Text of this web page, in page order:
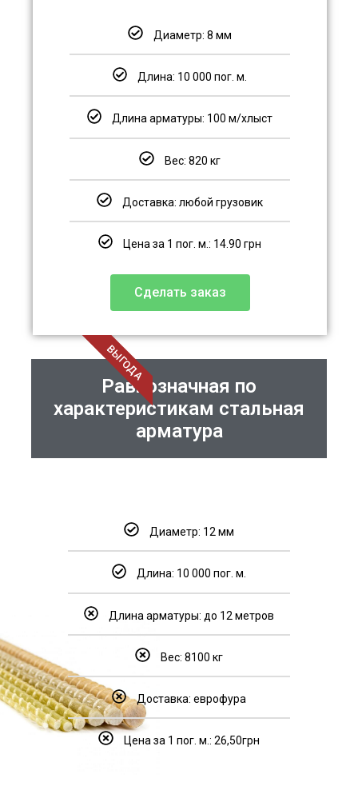
Диаметр: 8 мм
Длина: 10 000 пог. м.
Длина арматуры: 100 м/хлыст
Вес: 820 кг
Доставка: любой грузовик
Цена за 1 пог. м.: 14.90 грн
Сделать заказ
ВЫГОДА
Равнозначная по
характеристикам стальная
арматура
Диаметр: 12 мм
Длина: 10 000 пог. м.
Длина арматуры: до 12 метров
Вес: 8100 кг
Доставка: еврофура
Цена за 1 пог. м.: 26,50грн